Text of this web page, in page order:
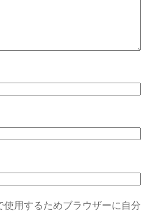
使用するためブラウザーに自分